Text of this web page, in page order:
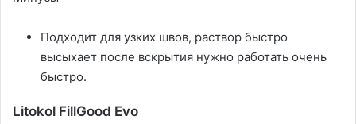
Подходит для узких швов, раствор быстро
высыхает после вскрытия нужно работать очень
быстро.
Litokol FillGood Evo